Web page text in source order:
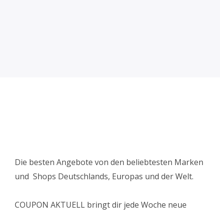
Die besten Angebote von den beliebtesten Marken
und Shops Deutschlands, Europas und der Welt.
COUPON AKTUELL bringt dir jede Woche neue